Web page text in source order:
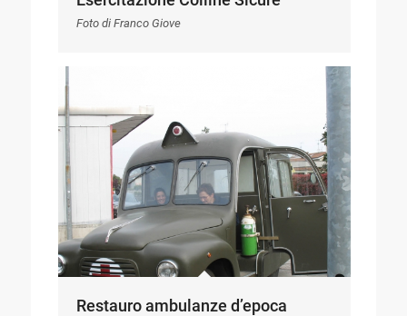
Foto di Franco Giove
Restauro ambulanze d’epoca